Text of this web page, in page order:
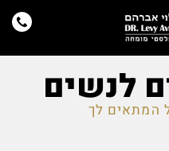
לנשים
המתאים לך